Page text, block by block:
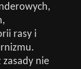
rasy i
nie